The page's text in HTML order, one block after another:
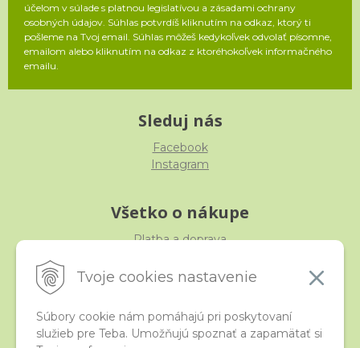
Tvoje cookies nastavenie
Súbory cookie nám pomáhajú pri poskytovaní
služieb pre Teba. Umožňujú spoznať a zapamätať si
účelom v súlade s platnou legislatívou a zásadami ochrany
osobných údajov. Súhlas potvrdíš kliknutím na odkaz, ktorý ti
pošleme na Tvoj email. Súhlas môžeš kedykoľvek odvolať písomne,
emailom alebo kliknutím na odkaz z ktoréhokoľvek informačného
emailu.
Sleduj nás
Facebook
Instagram
Všetko o nákupe
Platba a doprava
Obchodné podmienky
iStraka